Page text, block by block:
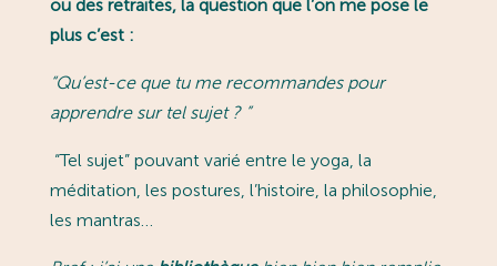
ou des retraites, la question que l’on me pose le
plus c’est :
“Qu’est-ce que tu me recommandes pour
apprendre sur tel sujet ? ”
“Tel sujet” pouvant varié entre le yoga, la
méditation, les postures, l’histoire, la philosophie,
les mantras…